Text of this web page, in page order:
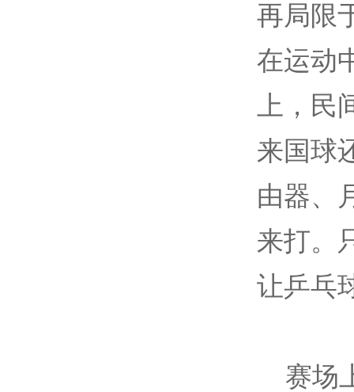
再局限
在运动
上，
来国球
由器、
来打。
让乒乓
赛场